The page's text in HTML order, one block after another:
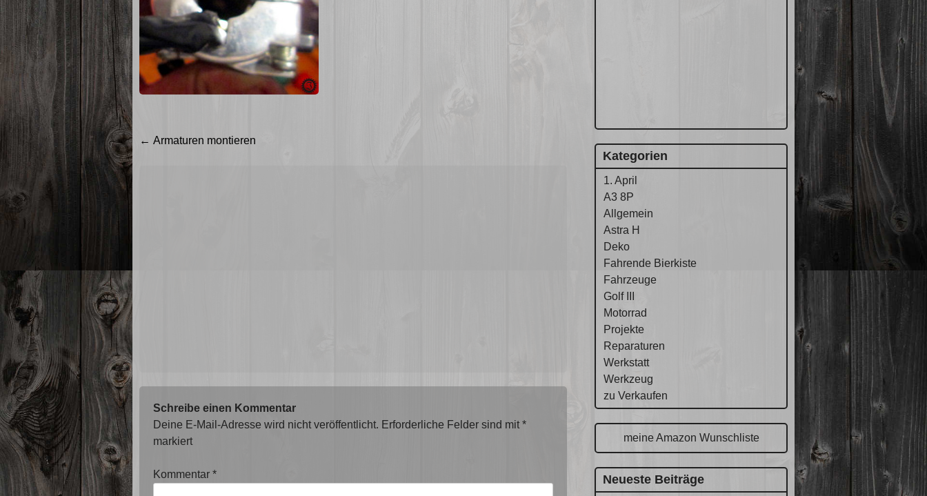
Beitragsnavigation
← Armaturen montieren
Schreibe einen Kommentar
Deine E-Mail-Adresse wird nicht veröffentlicht. Erforderliche Felder sind mit*
markiert
Kommentar *
Kategorien
1. April
A3 8P
Allgemein
Astra H
Deko
Fahrende Bierkiste
Fahrzeuge
Golf III
Motorrad
Projekte
Reparaturen
Werkstatt
Werkzeug
zu Verkaufen
meine Amazon Wunschliste
Neueste Beiträge